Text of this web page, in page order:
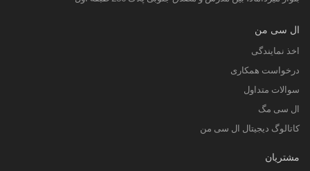
ال سی من
اخذ نمایندگی
درخواست همکاری
سوالات متداول
ال سی مگ
کاتالوگ دیجیتال ال سی من
مشتریان